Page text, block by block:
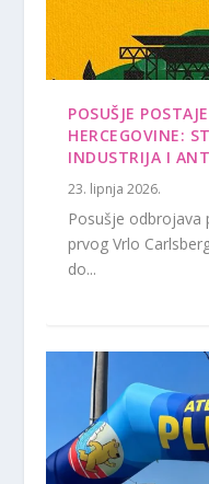
POSUŠJE
HERCEGOVINE:
INDUSTRIJA I
23. lipnja 2026.
Posušje odbrojava
prvog Vrlo
do...